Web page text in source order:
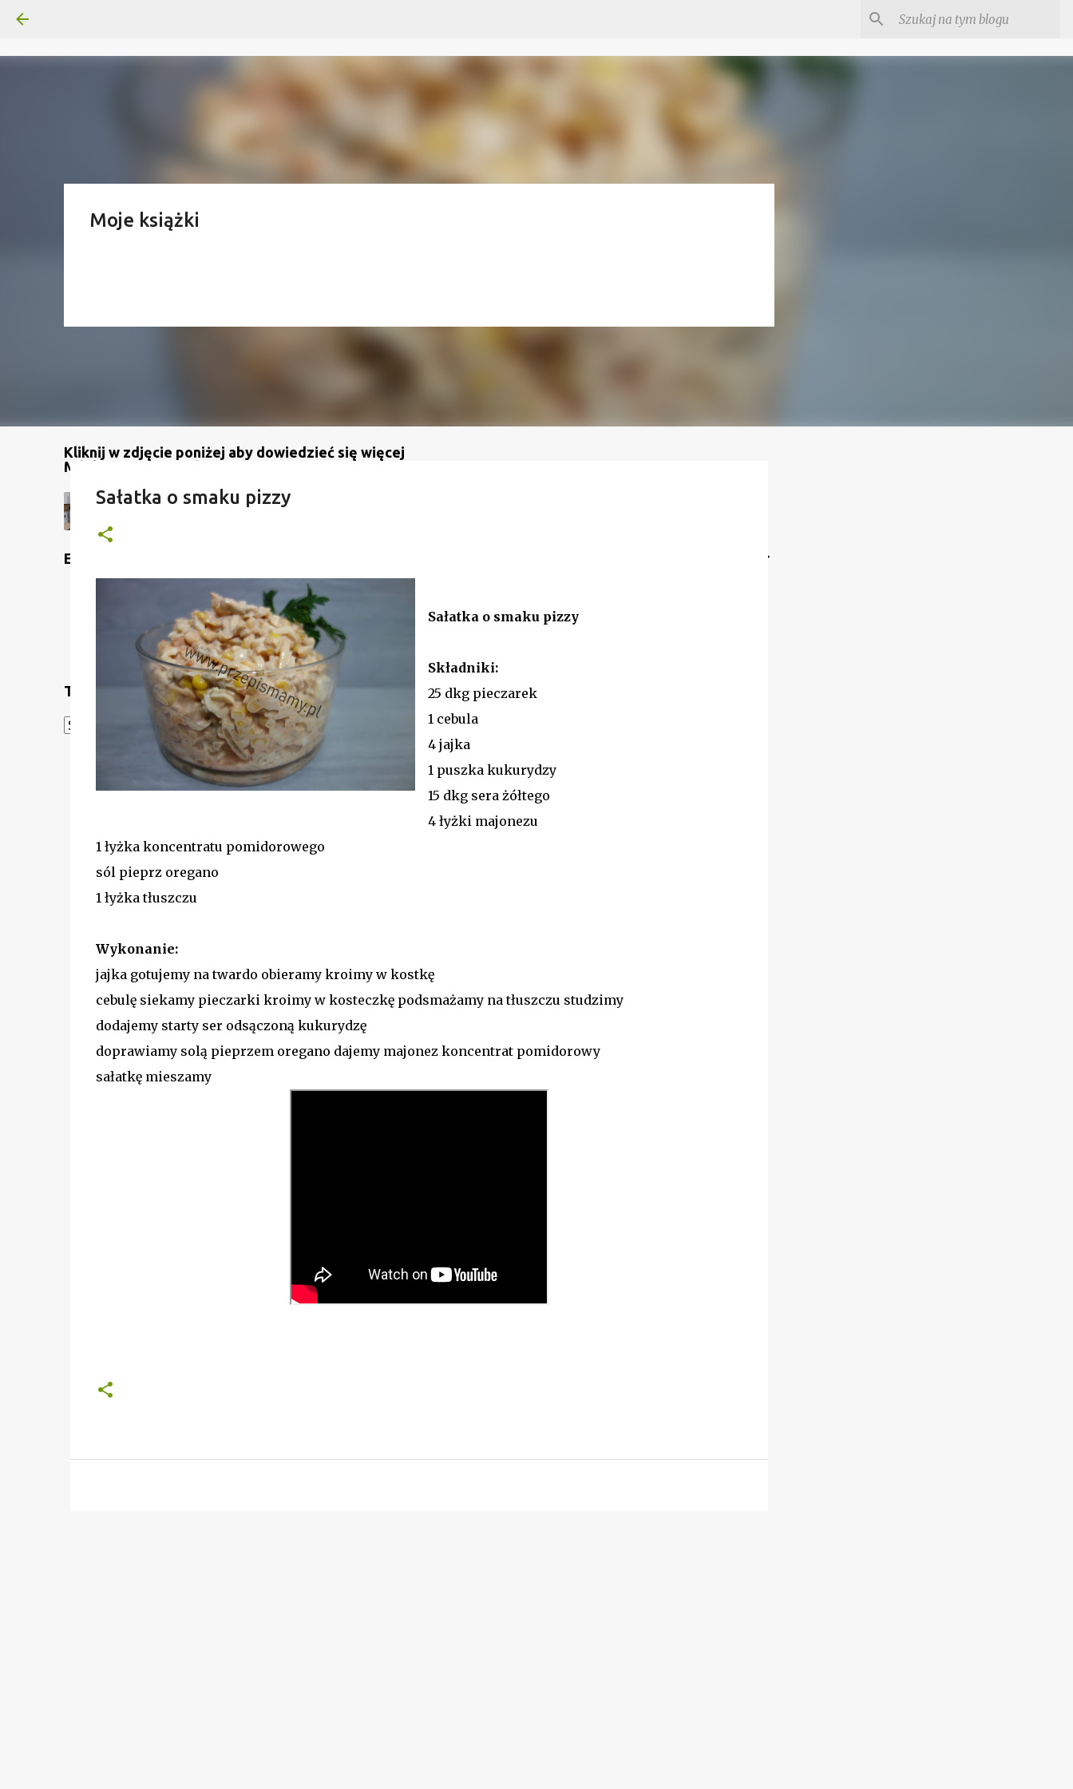
Kliknij w zdjęcie poniżej aby dowiedzieć się więcej
Moje książki
Mój kanał na YouTube
Etykiety
Translate
Translate
Sałatka o smaku pizzy
Sałatka o smaku pizzy
Składniki:
25 dkg pieczarek
1 cebula
4 jajka
1 puszka kukurydzy
15 dkg sera żółtego
4 łyżki majonezu
1 łyżka koncentratu pomidorowego
sól pieprz oregano
1 łyżka tłuszczu
Wykonanie:
jajka gotujemy na twardo obieramy kroimy w kostkę
cebulę siekamy pieczarki kroimy w kosteczkę podsmażamy na tłuszczu studzimy
dodajemy starty ser odsączoną kukurydzę
doprawiamy solą pieprzem oregano dajemy majonez koncentrat pomidorowy
sałatkę mieszamy